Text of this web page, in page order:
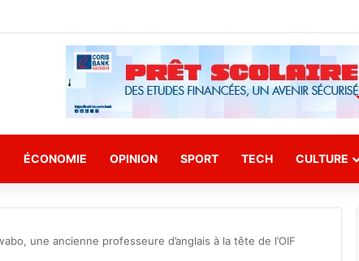
ÉCONOMIE OPINION SPORT TECH CULTURE
une ancienne professeure d’anglais à la tête de l’OIF